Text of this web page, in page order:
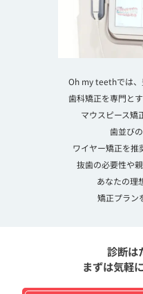
Oh my teethでは、
歯科矯正を専門と
マウスピース矯
歯並び
ワイヤー矯正を推
抜歯の必要性や
あなたの理
矯正プラン
診断は
まずは気軽